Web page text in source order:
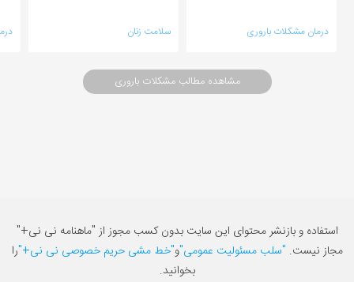
درمان مشکلات باروری سلامت زنان
مشاهده مطالب مشکلات باروری
استفاده و بازنشر محتوای این سایت بدون کسب مجوز از "ماهنامه نی نی+"
مجاز نیست. "سلب مسئولیت عمومی"و"خط مشی حریم خصوصی نی نی+"را
بخوانید.